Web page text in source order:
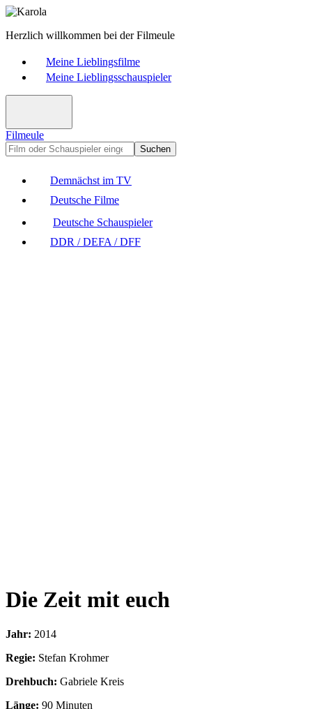
Herzlich willkommen bei der Filmeule
Meine Lieblingsfilme
Meine Lieblingsschauspieler
Filmeule
Suchen
Demnächst im TV
Deutsche Filme
Deutsche Schauspieler
DDR / DEFA / DFF
Die Zeit mit euch
Jahr: 2014
Regie: Stefan Krohmer
Drehbuch: Gabriele Kreis
Länge: 90 Minuten